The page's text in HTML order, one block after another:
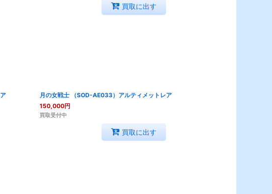
買取に出す
月の女戦士 （SOD-AE033）アルティメットレア
150,000円
買取受付中
買取に出す